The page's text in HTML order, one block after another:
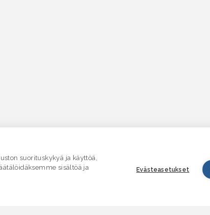
suorituskykyä ja käyttöä,
sisältöä ja
Evästeasetukset